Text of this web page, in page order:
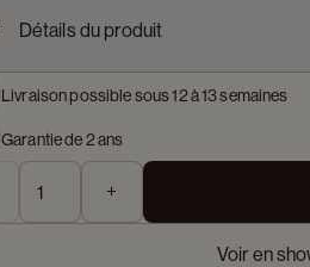
Détails du produit
Livraison possible sous 12 à 13 semaines
Garantie de 2 ans
+
Voir en